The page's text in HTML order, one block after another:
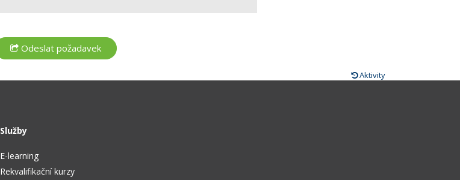
Aktivity
Služby
E-learning
Rekvalifikační kurzy